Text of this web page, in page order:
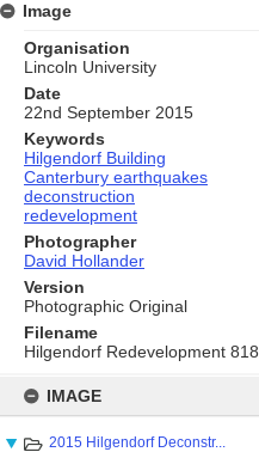
content
IMAGE
2015 Hilgendorf Deconstr...
Image
Organisation
Lincoln University
Date
22nd September 2015
Keywords
Hilgendorf Building
Canterbury earthquakes
deconstruction
redevelopment
Photographer
David Hollander
Version
Photographic Original
Filename
Hilgendorf Redevelopment 818